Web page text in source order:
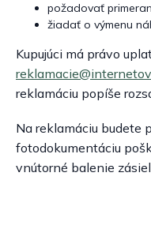
požadovať
žiadať o výmenu
Kupujúci má právo
reklamáciu popíše
Na reklamáciu budete
fotodokumentáciu
vnútorné balenie